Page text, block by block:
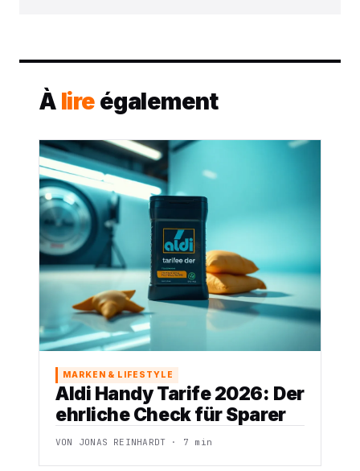
À lire également
MARKEN & LIFESTYLE
Aldi Handy Tarife 2026: Der
ehrliche Check für Sparer
VON JONAS REINHARDT · 7 min